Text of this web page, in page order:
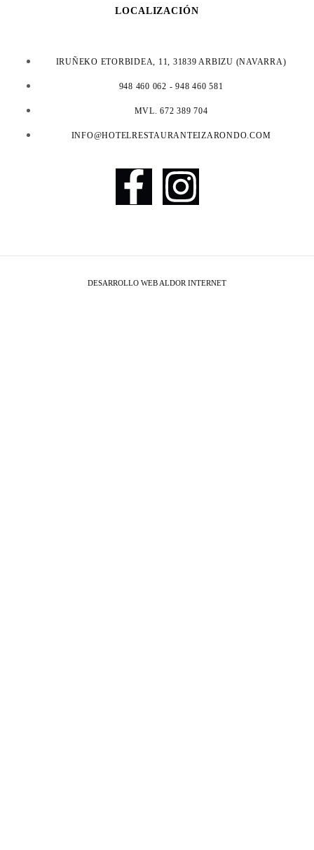
LOCALIZACIÓN
IRUÑEKO ETORBIDEA, 11, 31839 ARBIZU (NAVARRA)
948 460 062 - 948 460 581
MVL. 672 389 704
INFO@HOTELRESTAURANTEIZARONDO.COM
DESARROLLO WEB ALDOR INTERNET